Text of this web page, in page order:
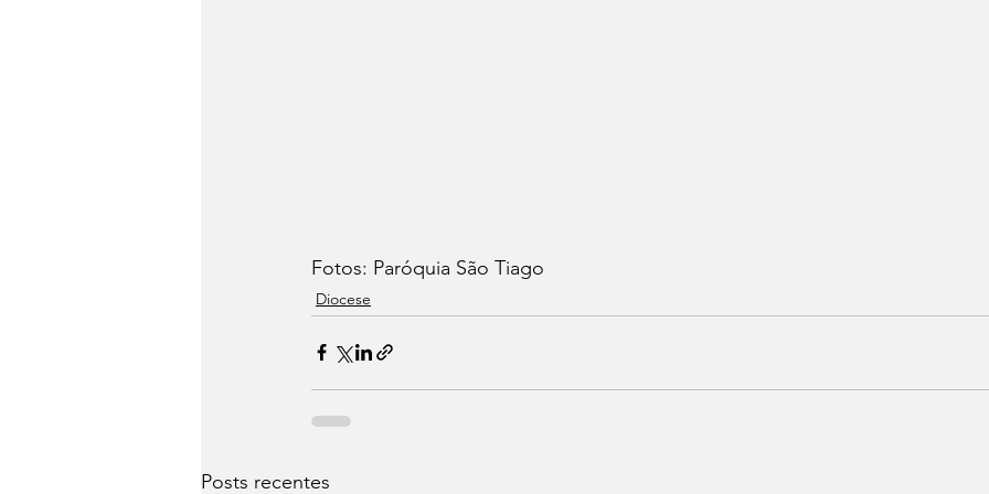
Fotos: Paróquia São Tiago
Diocese
Posts recentes